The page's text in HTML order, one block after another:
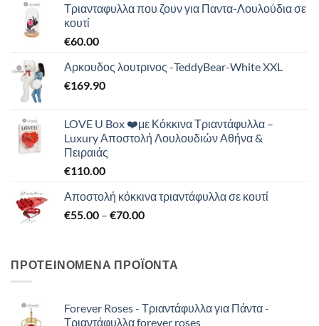
Τριανταφυλλα που ζουν για Παντα-Λουλούδια σε
κουτί
€60.00
Αρκουδος λουτρινος -TeddyBear-White XXL
€169.90
LOVE U Box ❤️με Κόκκινα Τριαντάφυλλα –
Luxury Αποστολή Λουλουδιών Αθήνα &
Πειραιάς
€110.00
Αποστολή κόκκινα τριαντάφυλλα σε κουτί
€55.00 – €70.00Price
through
€70.00
ΠΡΟΤΕΙΝΟΜΕΝΑ ΠΡΟΪΟΝΤΑ
Forever Roses - Τριαντάφυλλα για Πάντα -
Τριαντάφυλλα forever roses